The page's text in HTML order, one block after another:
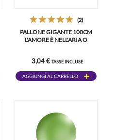
(2)
PALLONE GIGANTE 100CM
L'AMORE È NELL'ARIA O
3,04 € TASSE INCLUSE
AGGIUNGI AL CARRELLO